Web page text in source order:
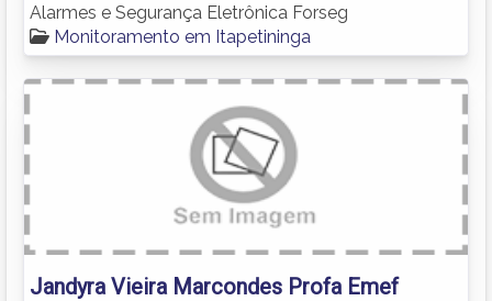
Alarmes e Segurança Eletrônica Forseg
Monitoramento em Itapetininga
Jandyra Vieira Marcondes Profa Emef